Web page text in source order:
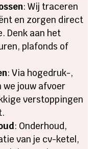
: Wij traceren
en zorgen direct
Denk aan het
plafonds of
: Via hogedruk-,
jouw afvoer
verstoppingen
: Onderhoud,
van je cv-ketel,